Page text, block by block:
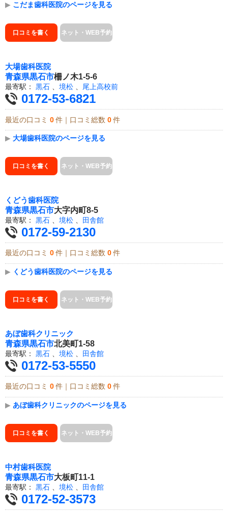
▶ こだま歯科医院のページを見る
口コミを書く ネット・WEB予約
大場歯科医院
青森県黒石市柵ノ木1-5-6
最寄駅： 黒石 境松 尾上高校前
0172-53-6821
最近の口コミ 0 件｜口コミ総数 0 件
▶ 大場歯科医院のページを見る
口コミを書く ネット・WEB予約
くどう歯科医院
青森県黒石市大字内町8-5
最寄駅： 黒石 境松 田舎館
0172-59-2130
最近の口コミ 0 件｜口コミ総数 0 件
▶ くどう歯科医院のページを見る
口コミを書く ネット・WEB予約
あぼ歯科クリニック
青森県黒石市北美町1-58
最寄駅： 黒石 境松 田舎館
0172-53-5550
最近の口コミ 0 件｜口コミ総数 0 件
▶ あぼ歯科クリニックのページを見る
口コミを書く ネット・WEB予約
中村歯科医院
青森県黒石市大板町11-1
最寄駅： 黒石 境松 田舎館
0172-52-3573